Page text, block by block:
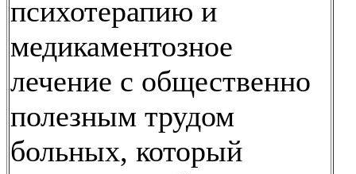
психотерапию и
медикаментозное
лечение с общественно
полезным трудом
больных, который